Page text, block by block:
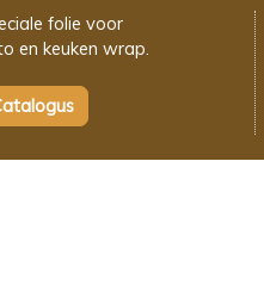
folie voor
en keuken wrap.